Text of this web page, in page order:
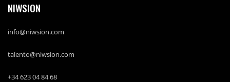
NIWSION
info@niwsion.com
talento@niwsion.com
+34 623 04 84 68